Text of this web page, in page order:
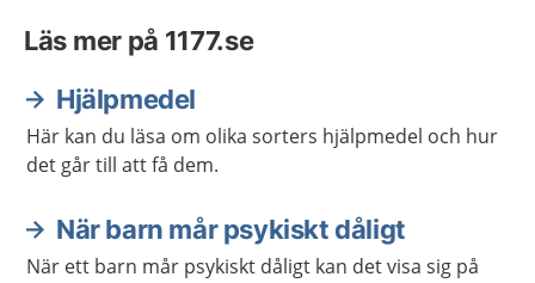
Läs mer på 1177.se
Hjälpmedel
Här kan du läsa om olika sorters hjälpmedel och hur
det går till att få dem.
När barn mår psykiskt dåligt
När ett barn mår psykiskt dåligt kan det visa sig på